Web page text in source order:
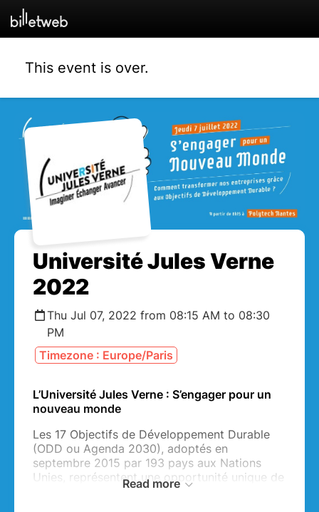
This event is over.
Université Jules Verne
2022
Thu Jul 07, 2022 from 08:15 AM to 08:30
PM
Timezone : Europe/Paris
L’Université Jules Verne : S’engager pour un
nouveau monde
Les 17 Objectifs de Développement Durable
(ODD ou Agenda 2030), adoptés en
septembre 2015 par 193 pays aux Nations
Unies, représentent une opportunité unique de
construire un monde meilleur, plus inclusif et
Read more